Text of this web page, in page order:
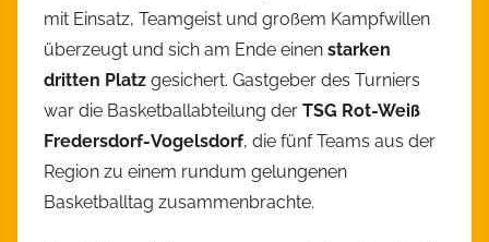
mit Einsatz, Teamgeist und großem Kampfwillen
überzeugt und sich am Ende einen starken
dritten Platz gesichert. Gastgeber des Turniers
war die Basketballabteilung der TSG Rot-Weiß
Fredersdorf-Vogelsdorf, die fünf Teams aus der
Region zu einem rundum gelungenen
Basketballtag zusammenbrachte.